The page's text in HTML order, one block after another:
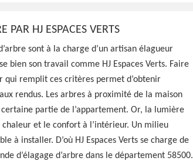
en vigueur
PAR HJ ESPACES VERTS
sont à la charge d’un artisan élagueur
bien son travail comme HJ Espaces Verts. Faire
qui remplit ces critères permet d’obtenir
rendus. Les arbres à proximité de la maison
partie de l’appartement. Or, la lumière
et le confort à l’intérieur. Un milieu
à installer. D’où HJ Espaces Verts se charge de
d’élagage d’arbre dans le département 58500.